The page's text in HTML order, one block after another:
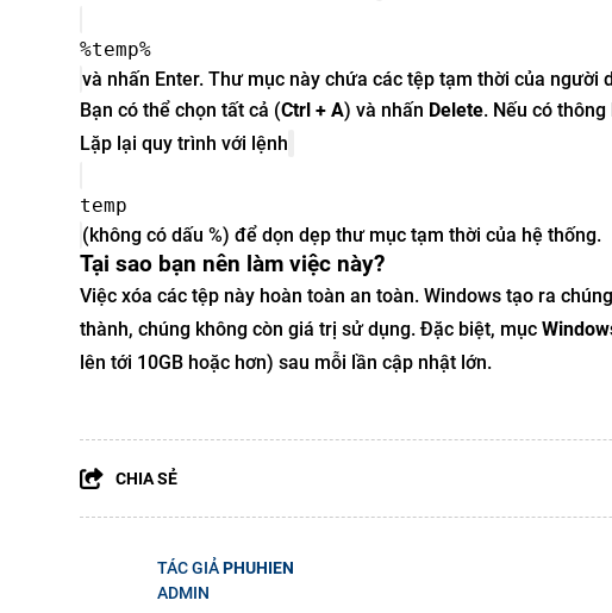
%temp%
và nhấn Enter. Thư mục này chứa các tệp tạm thời của người
Bạn có thể chọn tất cả (Ctrl + A) và nhấn Delete. Nếu có
Lặp lại quy trình với lệnh
temp
(không có dấu %) để dọn dẹp thư mục tạm thời của hệ thống.
Tại sao bạn nên làm việc này?
Việc xóa các tệp này hoàn toàn an toàn. Windows tạo ra
thành, chúng không còn giá trị sử dụng. Đặc biệt, mục
lên tới 10GB hoặc hơn) sau mỗi lần cập nhật lớn.
CHIA SẺ
TÁC GIẢPHUHIEN
ADMIN